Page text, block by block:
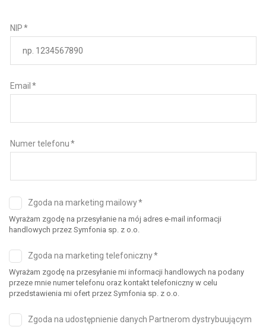
NIP
Email
Numer telefonu
Zgoda na marketing mailowy
Wyrażam zgodę na przesyłanie na mój adres e-mail informacji
handlowych przez Symfonia sp. z o.o.
Zgoda na marketing telefoniczny
Wyrażam zgodę na przesyłanie mi informacji handlowych na podany
przeze mnie numer telefonu oraz kontakt telefoniczny w celu
przedstawienia mi ofert przez Symfonia sp. z o.o.
Zgoda na udostępnienie danych Partnerom dystrybuującym